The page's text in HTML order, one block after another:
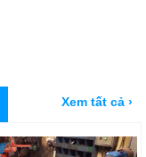
Xem tất cả ›